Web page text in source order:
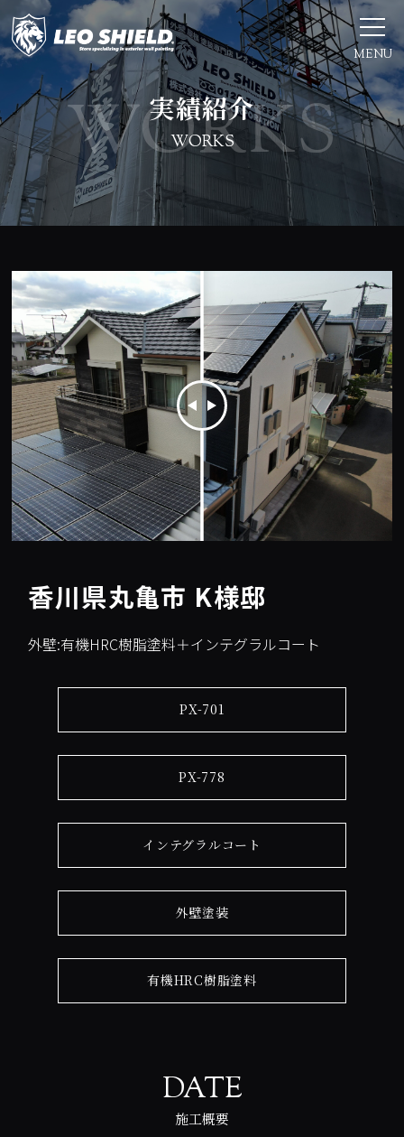
MENU
実績紹介
WORKS
香川県丸亀市 K様邸
外壁:有機HRC樹脂塗料＋インテグラルコート
PX-701
PX-778
インテグラルコート
外壁塗装
有機HRC樹脂塗料
DATE
施工概要